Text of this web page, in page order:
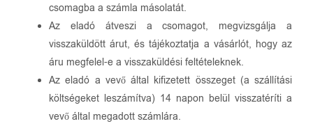
csomagba a számla másolatát.
Az eladó átveszi a csomagot, megvizsgálja a
visszaküldött árut, és tájékoztatja a vásárlót, hogy az
áru megfelel-e a visszaküldési feltételeknek.
Az eladó a vevő által kifizetett összeget (a szállítási
költségeket leszámítva) 14 napon belül visszatéríti a
vevő által megadott számlára.